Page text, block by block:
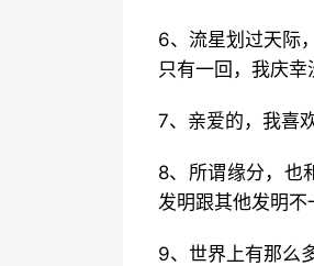
6、流星划过天际
只有一回，我庆
7、亲爱的，我喜
8、所谓缘分，也
发明跟其他发明不
9、世界上有那么